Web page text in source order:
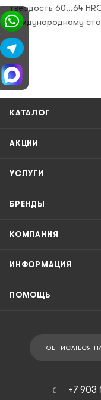
твердость 60…64
международному
КАТАЛОГ
АКЦИИ
УСЛУГИ
БРЕНДЫ
КОМПАНИЯ
ИНФОРМАЦИЯ
ПОМОЩЬ
ПОДПИСАТЬСЯ
+7 903